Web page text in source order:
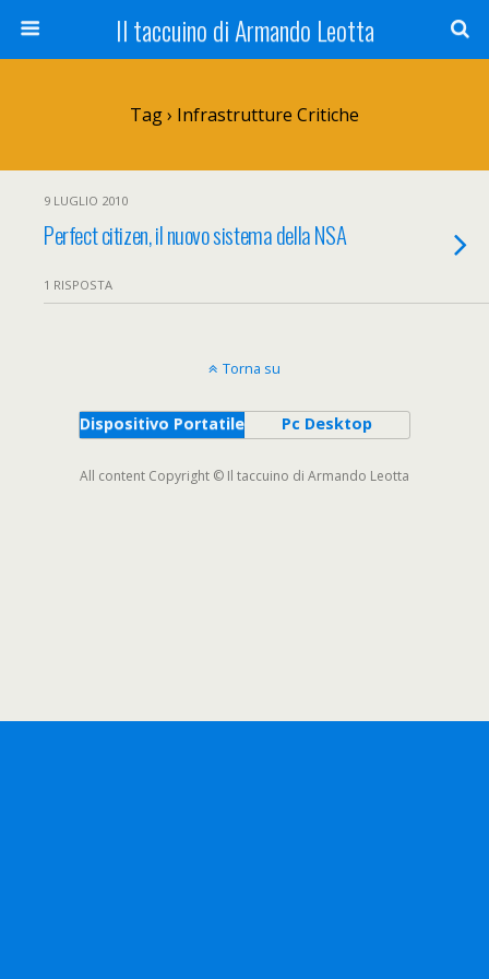
Il taccuino di Armando Leotta
Tag › Infrastrutture Critiche
9 LUGLIO 2010
Perfect citizen, il nuovo sistema della NSA
1 RISPOSTA
Torna su
Dispositivo Portatile Pc Desktop
All content Copyright © Il taccuino di Armando Leotta